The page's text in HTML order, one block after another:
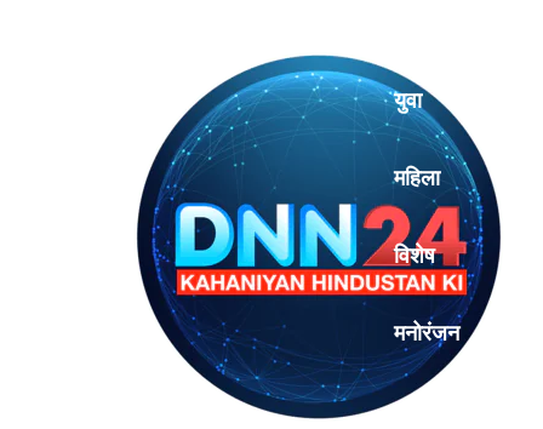
युवा
महिला
विशेष
मनोरंजन